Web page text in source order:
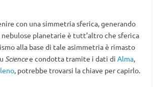
con una simmetria sferica, generando
planetarie è tutt’altro che sferica
alla base di tale asimmetria è rimasto
Sciencee condotta tramite i dati di Alma,
, potrebbe trovarsi la chiave per capirlo.